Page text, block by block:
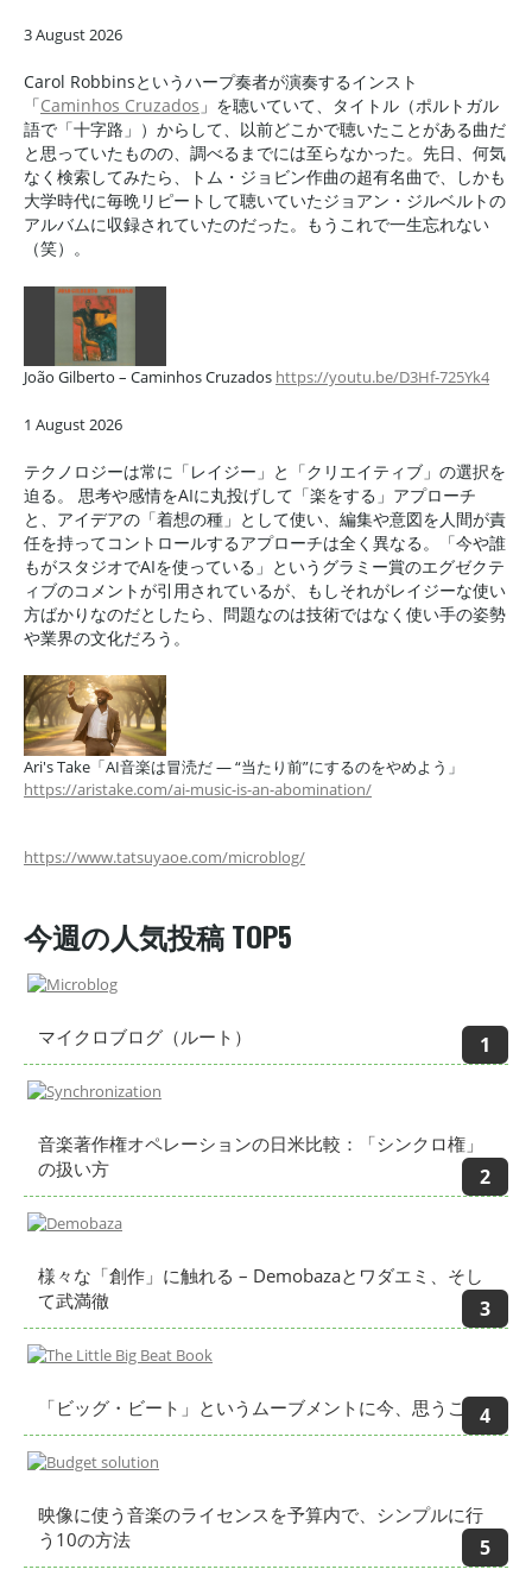
3 August 2026
Carol Robbinsというハープ奏者が演奏するインスト
「Caminhos Cruzados 」を聴いていて、タイトル（ポルトガル
語で「十字路」）からして、以前どこかで聴いたことがある曲だ
と思っていたものの、調べるまでには至らなかった。先日、何気
なく検索してみたら、トム・ジョビン作曲の超有名曲で、しかも
大学時代に毎晩リピートして聴いていたジョアン・ジルベルトの
アルバムに収録されていたのだった。もうこれで一生忘れない
（笑）。
João Gilberto – Caminhos Cruzados https://youtu.be/D3Hf-725Yk4
1 August 2026
テクノロジーは常に「レイジー」と「クリエイティブ」の選択を
迫る。 思考や感情をAIに丸投げして「楽をする」アプローチ
と、アイデアの「着想の種」として使い、編集や意図を人間が責
任を持ってコントロールするアプローチは全く異なる。「今や誰
もがスタジオでAIを使っている」というグラミー賞のエグゼクテ
ィブのコメントが引用されているが、もしそれがレイジーな使い
方ばかりなのだとしたら、問題なのは技術ではなく使い手の姿勢
や業界の文化だろう。
Ari's Take「AI音楽は冒涜だ — “当たり前”にするのをやめよう」
https://aristake.com/ai-music-is-an-abomination/
https://www.tatsuyaoe.com/microblog/
今週の人気投稿 TOP5
マイクロブログ（ルート）
音楽著作権オペレーションの日米比較：「シンクロ権」
の扱い方
様々な「創作」に触れる – Demobazaとワダエミ、そし
て武満徹
「ビッグ・ビート」というムーブメントに今、思うこと
映像に使う音楽のライセンスを予算内で、シンプルに行
う10の方法